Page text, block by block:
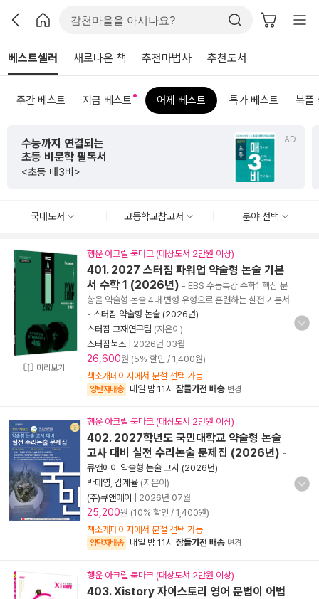
베스트셀러 새로나온 책 추천마법사 추천도서
주간 베스트 지금 베스트 어제 베스트 특가 베스트 북플
AD
수능까지 연결되는
초등 비문학 필독서
<초등 매3비>
국내도서 고등학교참고서 분야 선택
미리보기
행운 아크릴 북마크 (대상도서 2만원 이상)
401. 2027 스터짐 파워업 약술형 논술 기본
서 수학 1 (2026년) - EBS 수능특강 수학1 핵심 문
항을 약술형 논술 4대 변형 유형으로 훈련하는 실전 기본서
- 스터짐 약술형 논술 (2026년)
스터짐 교재연구팀 (지은이)
스터짐북스
2026년 03월
26,600원 (5% 할인 / 1,400원)
책소개페이지에서 분철 선택 가능
양탄자배송 내일 밤 11시 잠들기전 배송 변경
행운 아크릴 북마크 (대상도서 2만원 이상)
402. 2027학년도 국민대학교 약술형 논술
고사 대비 실전 수리논술 문제집 (2026년) -
큐앤에이 약술형 논술 고사 (2026년)
박태영 김계율 (지은이)
(주)큐앤에이
2026년 07월
25,200원 (10% 할인 / 1,400원)
책소개페이지에서 분철 선택 가능
양탄자배송 내일 밤 11시 잠들기전 배송 변경
행운 아크릴 북마크 (대상도서 2만원 이상)
403. Xistory 자이스토리 영어 문법이 어법